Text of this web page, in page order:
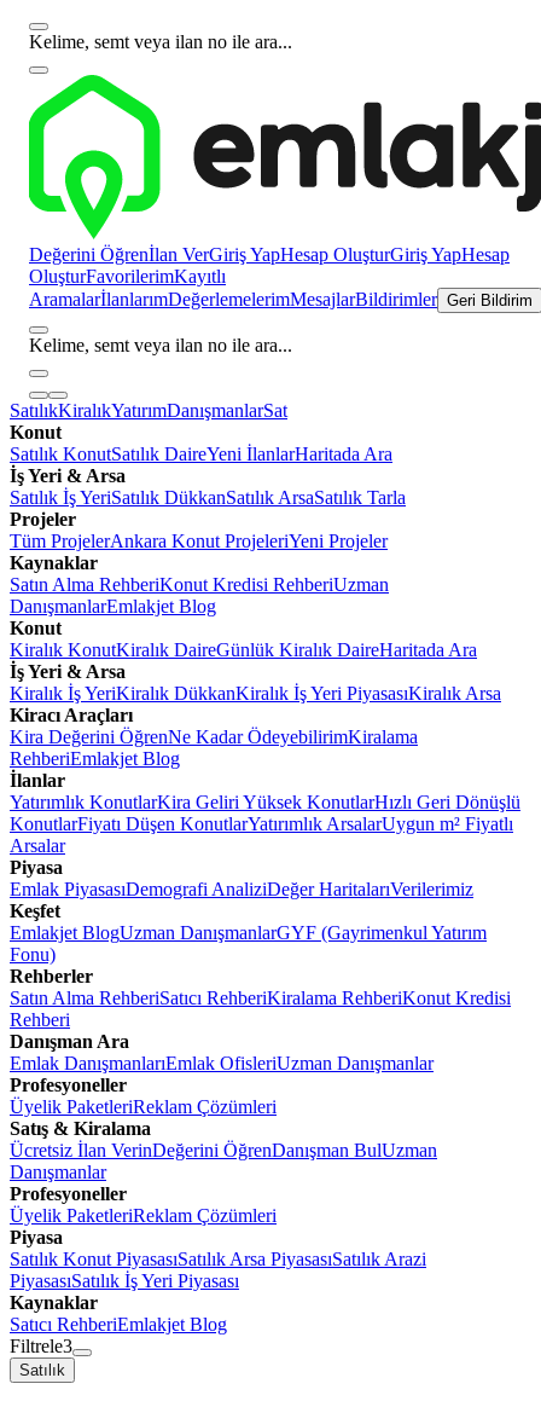
Kelime, semt veya ilan no ile ara...
Değerini Öğrenİlan VerGiriş YapHesap OluşturGiriş YapHesap
OluşturFavorilerimKayıtlı
AramalarİlanlarımDeğerlemelerimMesajlarBildirimler Geri Bildirim
Kelime, semt veya ilan no ile ara...
SatılıkKiralıkYatırımDanışmanlarSat
Konut
Satılık KonutSatılık DaireYeni İlanlarHaritada Ara
İş Yeri & Arsa
Satılık İş YeriSatılık DükkanSatılık ArsaSatılık Tarla
Projeler
Tüm ProjelerAnkara Konut ProjeleriYeni Projeler
Kaynaklar
Satın Alma RehberiKonut Kredisi RehberiUzman
DanışmanlarEmlakjet Blog
Konut
Kiralık KonutKiralık DaireGünlük Kiralık DaireHaritada Ara
İş Yeri & Arsa
Kiralık İş YeriKiralık DükkanKiralık İş Yeri PiyasasıKiralık Arsa
Kiracı Araçları
Kira Değerini ÖğrenNe Kadar ÖdeyebilirimKiralama
RehberiEmlakjet Blog
İlanlar
Yatırımlık KonutlarKira Geliri Yüksek KonutlarHızlı Geri Dönüşlü
KonutlarFiyatı Düşen KonutlarYatırımlık ArsalarUygun m² Fiyatlı
Arsalar
Piyasa
Emlak PiyasasıDemografi AnaliziDeğer HaritalarıVerilerimiz
Keşfet
Emlakjet BlogUzman DanışmanlarGYF (Gayrimenkul Yatırım
Fonu)
Rehberler
Satın Alma RehberiSatıcı RehberiKiralama RehberiKonut Kredisi
Rehberi
Danışman Ara
Emlak DanışmanlarıEmlak OfisleriUzman Danışmanlar
Profesyoneller
Üyelik PaketleriReklam Çözümleri
Satış & Kiralama
Ücretsiz İlan VerinDeğerini ÖğrenDanışman BulUzman
Danışmanlar
Profesyoneller
Üyelik PaketleriReklam Çözümleri
Piyasa
Satılık Konut PiyasasıSatılık Arsa PiyasasıSatılık Arazi
PiyasasıSatılık İş Yeri Piyasası
Kaynaklar
Satıcı RehberiEmlakjet Blog
Filtrele3
Satılık